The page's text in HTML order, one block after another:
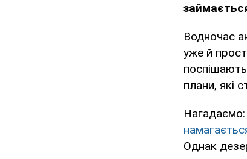
Водночас
уже й
плани, які
Однак